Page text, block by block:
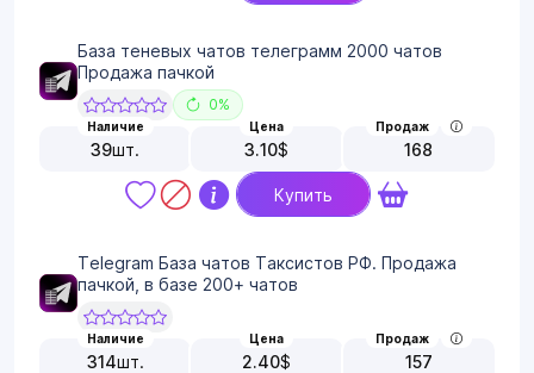
База теневых чатов телеграмм 2000 чатов
Продажа пачкой
0%
Наличие
39шт.
Цена
3.10$
Продаж
168
Купить
Telegram База чатов Таксистов РФ. Продажа
пачкой, в базе 200+ чатов
Наличие
314шт.
Цена
2.40$
Продаж
157